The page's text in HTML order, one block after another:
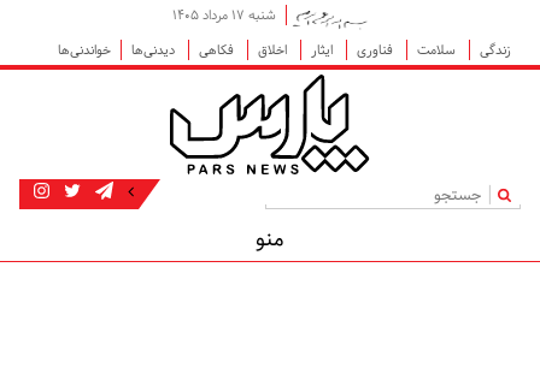
شنبه ۱۷ مرداد ۱۴۰۵
زندگی
سلامت فناوری ایثار اخلاق فکاهی دیدنی‌ها خواندنی‌ها
|
منو